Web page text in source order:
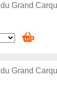
Grand
Grand